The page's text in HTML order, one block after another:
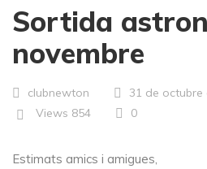
Sortida
novembre
clubnewton
31 de octubre
Views 854 0
Estimats amics i amigues,